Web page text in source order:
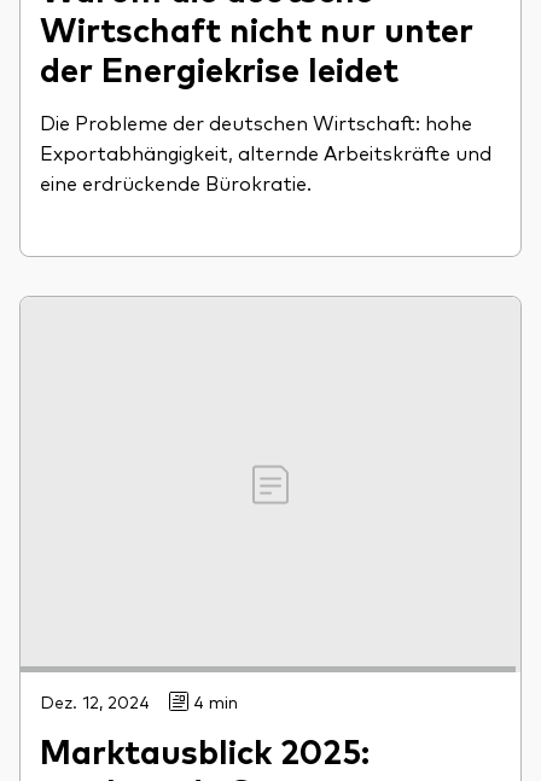
Wirtschaft nicht nur unter
der Energiekrise leidet
Die Probleme der deutschen Wirtschaft: hohe
Exportabhängigkeit, alternde Arbeitskräfte und
eine erdrückende Bürokratie.
Dez. 12, 2024 4 min
Marktausblick 2025: